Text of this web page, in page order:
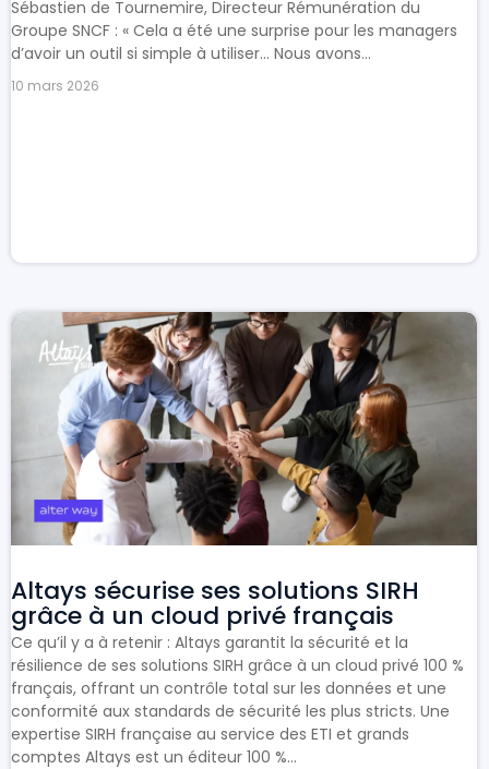
Sébastien de Tournemire, Directeur Rémunération du
Groupe SNCF : « Cela a été une surprise pour les managers
d’avoir un outil si simple à utiliser… Nous avons...
10 mars 2026
Altays sécurise ses solutions SIRH
grâce à un cloud privé français
Ce qu’il y a à retenir : Altays garantit la sécurité et la
résilience de ses solutions SIRH grâce à un cloud privé 100 %
français, offrant un contrôle total sur les données et une
conformité aux standards de sécurité les plus stricts. Une
expertise SIRH française au service des ETI et grands
comptes Altays est un éditeur 100 %...